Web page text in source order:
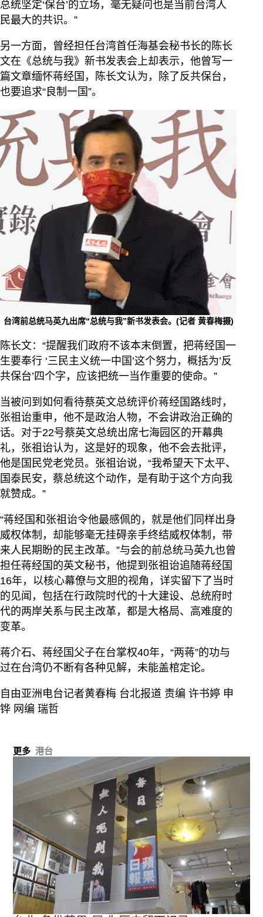
总统坚定‘保台’的立场，毫无疑问也是当前台湾人
民最大的共识。”
另一方面，曾经担任台湾首任海基会秘书长的陈长
文在《总统与我》新书发表会上却表示，他曾写一
篇文章缅怀蒋经国，陈长文认为，除了反共保台，
也要追求“良制一国”。
台湾前总统马英九出席“总统与我”新书发表会。(记者 黄春梅摄)
陈长文：“提醒我们政府不该本末倒置，把蒋经国一
生要奉行 ‘三民主义统一中国’这个努力，概括为’反
共保台’四个字，应该把统一当作重要的使命。”
当被问到如何看待蔡英文总统评价蒋经国路线时，
张祖诒重申，他不是政治人物，不会讲政治正确的
话。对于22号蔡英文总统出席七海园区的开幕典
礼，张祖诒认为，这是好的现象，他不会去批评，
他是国民党老党员。张祖诒说，“我希望天下太平、
国泰民安，蔡总统这个动作，是有助于这个方向我
就赞成。”
“蒋经国和张祖诒令他最感佩的，就是他们同样出身
威权体制，却能够毫无挂碍亲手终结威权体制，带
来人民期盼的民主改革。”与会的前总统马英九也曾
担任蒋经国的英文秘书，他提到张祖诒追随蒋经国
16年，以核心幕僚与文胆的视角，详实留下了当时
的见闻，包括在行政院时代的十大建设、总统府时
代的两岸关系与民主改革，都是大格局、高难度的
变革。
蒋介石、蒋经国父子在台掌权40年，“两蒋”的功与
过在台湾仍不断有各种见解，未能盖棺定论。
自由亚洲电台记者黄春梅 台北报道 责编 许书婷 申
铧 网编 瑞哲
更多 港台